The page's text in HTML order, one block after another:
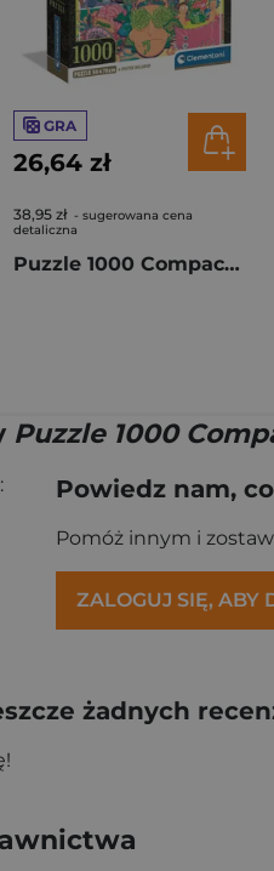
GRA
26,64 zł
38,95 zł - sugerowana cena
detaliczna
Puzzle 1000 Compact Rick and Morty 37511
Puzzle 1000
Powiedz nam,
Pomóż innym i
ZALOGUJ SIĘ, ABY
żadnych